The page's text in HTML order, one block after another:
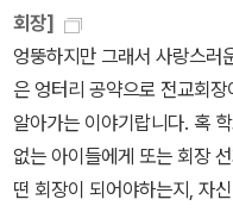
그 분은 와 줄까요??과연 금
있을까? “처음부터 잘나고 완벽한 사람은 없다고 생각해요. 원래부
터 못나고 쓸모없는 사람도
뎌 내면 여러분도 보석같이
은 모두 친구죠? 진정한 친구
알아주고 믿어 주고 기다려
회장]
엉뚱하지만 그래서 사랑스러
은 엉터리 공약으로 전교회
알아가는 이야기랍니다. 혹
없는 아이들에게 또는 회장
떤 회장이 되어야하는지, 자